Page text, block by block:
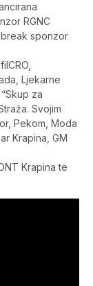
RGNC
sponzor
Ljekarne
za
Svojim
Pekom, Moda
Krapina, GM
Krapina te